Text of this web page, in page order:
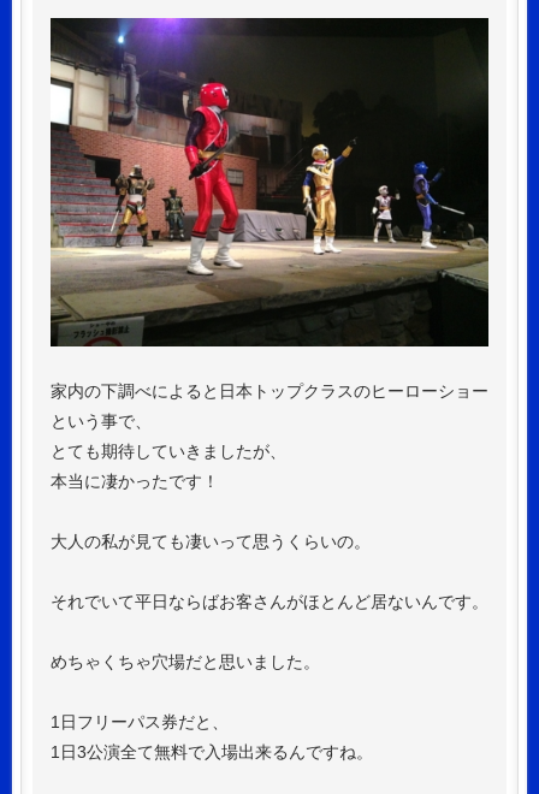
家内の下調べによると日本トップクラスのヒーローショー
という事で、
とても期待していきましたが、
本当に凄かったです！
大人の私が見ても凄いって思うくらいの。
それでいて平日ならばお客さんがほとんど居ないんです。
めちゃくちゃ穴場だと思いました。
1日フリーパス券だと、
1日3公演全て無料で入場出来るんですね。